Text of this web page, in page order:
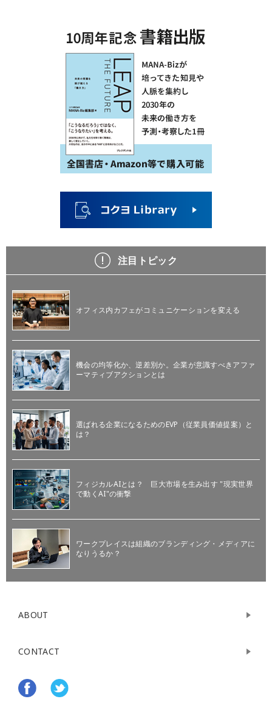
注目トピック
オフィス内カフェがコミュニケーションを変える
機会の均等化か、逆差別か。企業が意識すべきアファ
ーマティブアクションとは
選ばれる企業になるためのEVP（従業員価値提案）と
は？
フィジカルAIとは？ 巨大市場を生み出す "現実世界
で動くAI"の衝撃
ワークプレイスは組織のブランディング・メディアに
なりうるか？
ABOUT
CONTACT